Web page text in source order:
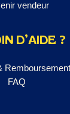
vendeur
D’AIDE ?
Remboursement
FAQ